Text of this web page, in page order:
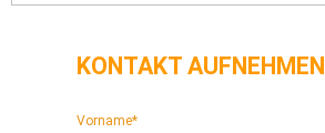
Vorname*
KONTAKT AUFNEHMEN